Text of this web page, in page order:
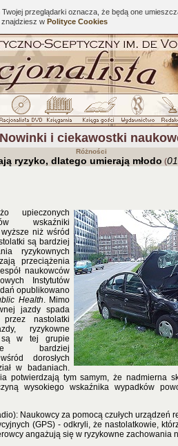
przeglądarki oznacza, że będą one
znajdziesz w Polityce Cookies
Nowinki i ciekawostki
Różności
ryzyko, dlatego umierają młodo (
upieczonych
wskaźniki
niż wśród
są bardziej
ryzykownych
przeciążenia
naukowców
Instytutów
opublikowano
Health. Mimo
jazdy spada
nastolatki
ryzykowne
są w tej grupie
bardziej
dorosłych
w badaniach.
potwierdzają tym samym, że nadmierna
wysokiego wskaźnika wypadków
Naukowcy za pomocą czułych urządzeń
(GPS) - odkryli, że nastolatkowie,
angażują się w ryzykowne zachowania